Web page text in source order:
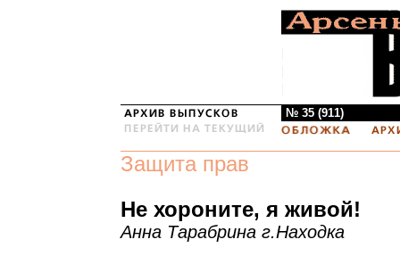
№ 35 (911)
Защита прав
Не хороните, я живой!
Анна Тарабрина г.Находка